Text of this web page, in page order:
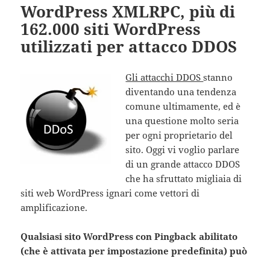
WordPress XMLRPC, più di
162.000 siti WordPress
utilizzati per attacco DDOS
Gli attacchi DDOSstanno
diventando una tendenza
comune ultimamente, ed è
una questione molto seria
per ogni proprietario del
sito. Oggi vi voglio parlare
di un grande attacco DDOS
che ha sfruttato migliaia di
siti web WordPress ignari come vettori di
amplificazione.
Qualsiasi sito WordPress con Pingback abilitato
(che è attivata per impostazione predefinita) può